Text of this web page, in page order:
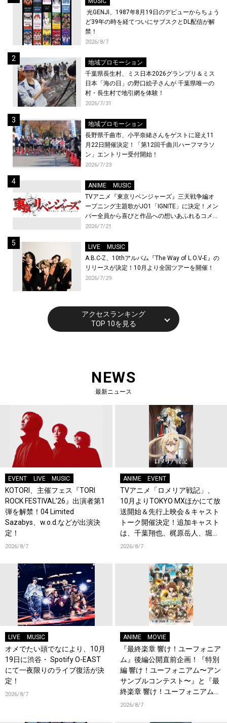
光GENJI、1987年8月19日のデビューからちょう
ど39年の時を経てついにサブスクとDL配信が解
禁！
2026/8/7
地域プロモーション
千葉県長生村、ミス日本2026グランプリ＆ミス
日本「海の日」の野口絵子さんが 千葉県唯一の
村・長生村で地引網を体験！
2026/7/31
地域プロモーション
長野県千曲市、小平奈緒さんをゲストに迎え11
月22日開催決定！「第12回千曲川ハーフマラソ
ン」エントリー受付開始！
2026/7/23
ANIME
MUSIC
TVアニメ『東京リベンジャーズ』三天戦争編オ
ープニング主題歌がJO1「IGNITE」に決定！メン
バー全員から喜びと作品への想いあふれるコメン
トが到着！9月に東京・大阪で先行上映会を開
2026/7/21
LIVE
MUSIC
A.B.C-Z、10thアルバム『The Way of L.O.V-E』の
リリースが決定！10月より全国ツアーを開催！
2026/7/29
アクセスランキング
TOP 10を見る
NEWS
最新ニュース
EVENT LIVE MUSIC
KOTORI、主催フェス『TORI
ROCK FESTIVAL’26』出演者第1
弾を解禁！04 Limited
Sazabys、w.o.d.などが出演決
定！
2026/8/7
ANIME EVENT
TVアニメ「ロメリア戦記」、
10月よりTOKYO MXほかにて放
送開始＆先行上映会＆キャスト
トーク開催決定！追加キャスト
は、千葉翔也、梶原岳人、堀江
瞬、綿貫竜之介！PV第1弾公
2026/8/7
LIVE MUSIC
オメでたい頭でなにより、10月
19日に渋谷・ Spotify O-EAST
にて一夜限りのライブ復活が決
定！
2026/8/7
ANIME MOVIE
『最終楽章 響け！ユーフォニア
ム』後編公開直前企画！『特別
編 響け！ユーフォニアム〜アン
サンブルコンテスト〜』と『最
終楽章 響け！ユーフォニアム』
前編の一挙上映が決定！
2026/8/7